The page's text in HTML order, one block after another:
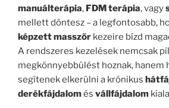
manuálterápia, FDM terápia, vagy
mellett döntesz – a legfontosabb,
képzett masszőr kezeire bízd
A rendszeres kezelések nemcsak
megkönnyebbülést hoznak, hanem
segítenek elkerülni a krónikus
derékfájdalomés vállfájdalom